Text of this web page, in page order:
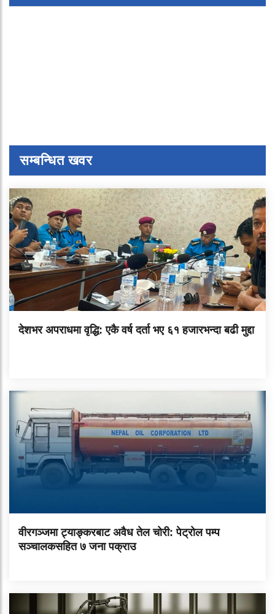
सम्बन्धित खवर
देशभर अपराधमा वृद्धि: एकै वर्ष दर्ता भए ६१ हजारभन्दा बढी मुद्दा
वीरगञ्जमा ट्याङ्करबाट अवैध तेल चोरी: पेट्रोल पम्प
सञ्चालकसहित ७ जना पक्राउ